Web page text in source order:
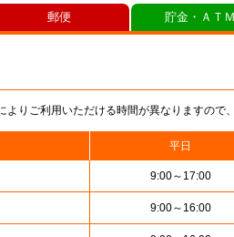
りご利用いただける時間が異なりますので
平日
9:00～17:00
9:00～16:00
郵便 貯金・ＡＴ